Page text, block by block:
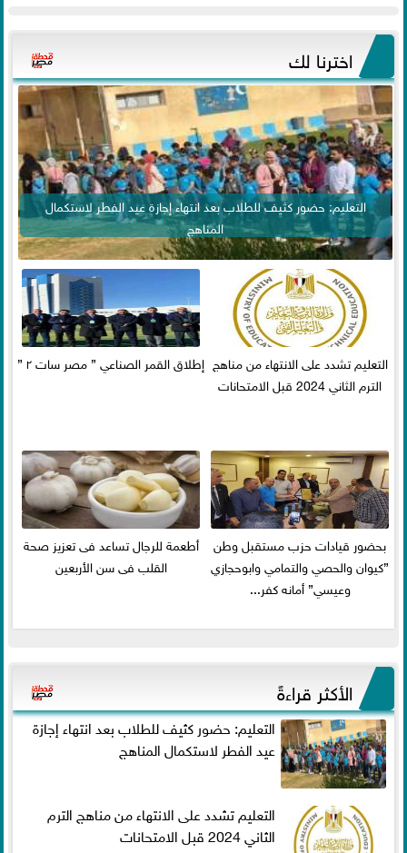
اخترنا لك
التعليم: حضور كثيف للطلاب بعد انتهاء إجازة عيد الفطر لاستكمال
المناهج
التعليم تشدد على الانتهاء من مناهج
الترم الثاني 2024 قبل الامتحانات
إطلاق القمر الصناعي ” مصر سات ٢ ”
بحضور قيادات حزب مستقبل وطن
”كيوان والحصي والتمامي وابوحجازي
وعيسي” أمانه كفر...
أطعمة للرجال تساعد فى تعزيز صحة
القلب فى سن الأربعين
الأكثر قراءةً
التعليم: حضور كثيف للطلاب بعد انتهاء إجازة
عيد الفطر لاستكمال المناهج
التعليم تشدد على الانتهاء من مناهج الترم
الثاني 2024 قبل الامتحانات